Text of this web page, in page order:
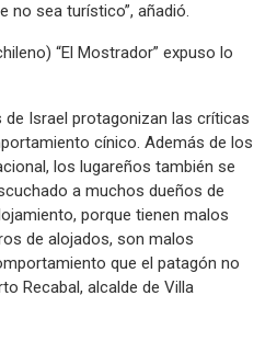
no sea turístico”, añadió.
“El Mostrador” expuso lo
Israel protagonizan las críticas
cínico. Además de los
los lugareños también se
a muchos dueños de
porque tienen malos
de alojados, son malos
que el patagón no
Recabal, alcalde de Villa